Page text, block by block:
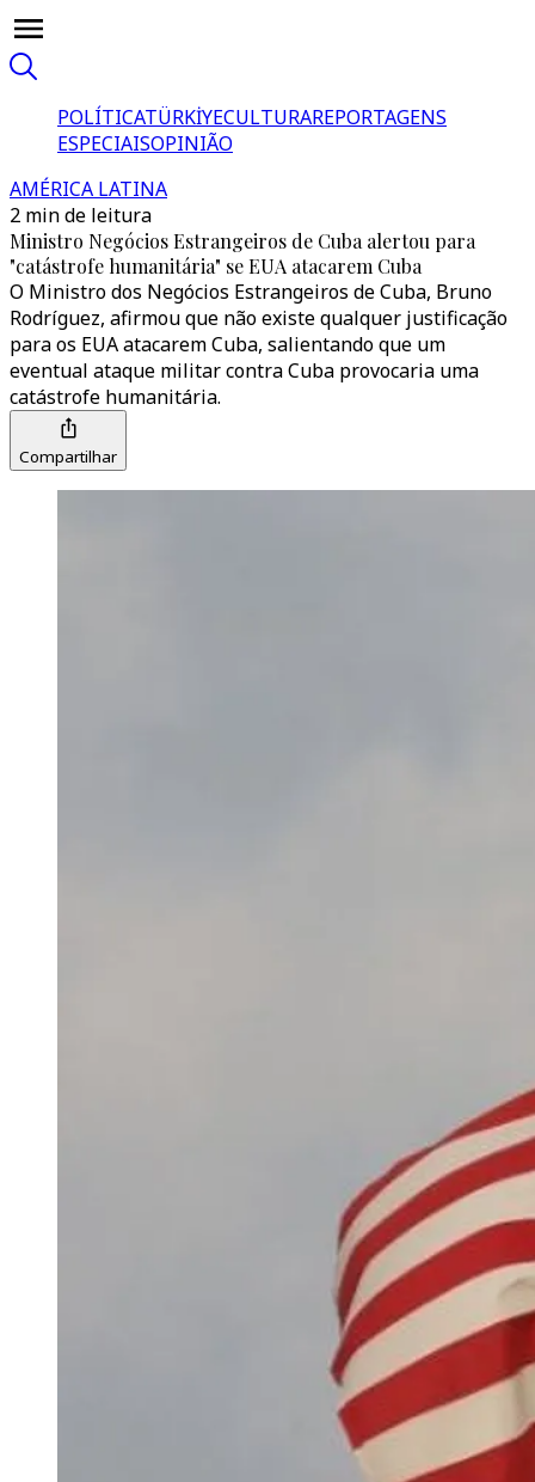
POLÍTICATÜRKİYECULTURAREPORTAGENS
ESPECIAISOPINIÃO
AMÉRICA LATINA
2 min de leitura
Ministro Negócios Estrangeiros de Cuba alertou para
"catástrofe humanitária" se EUA atacarem Cuba
O Ministro dos Negócios Estrangeiros de Cuba, Bruno
Rodríguez, afirmou que não existe qualquer justificação
para os EUA atacarem Cuba, salientando que um
eventual ataque militar contra Cuba provocaria uma
catástrofe humanitária.
Compartilhar